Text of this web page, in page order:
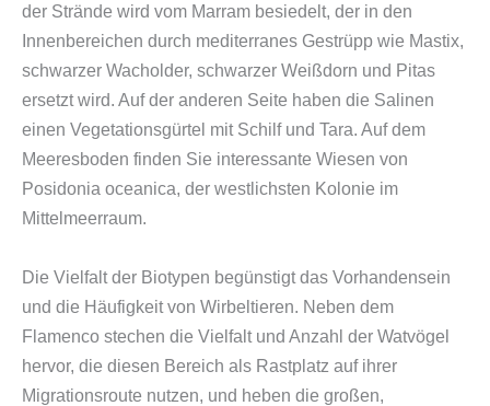
der Strände wird vom Marram besiedelt, der in den
Innenbereichen durch mediterranes Gestrüpp wie Mastix,
schwarzer Wacholder, schwarzer Weißdorn und Pitas
ersetzt wird. Auf der anderen Seite haben die Salinen
einen Vegetationsgürtel mit Schilf und Tara. Auf dem
Meeresboden finden Sie interessante Wiesen von
Posidonia oceanica, der westlichsten Kolonie im
Mittelmeerraum.
Die Vielfalt der Biotypen begünstigt das Vorhandensein
und die Häufigkeit von Wirbeltieren. Neben dem
Flamenco stechen die Vielfalt und Anzahl der Watvögel
hervor, die diesen Bereich als Rastplatz auf ihrer
Migrationsroute nutzen, und heben die großen,